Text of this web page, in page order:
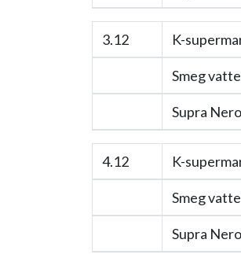
3.12 K-
Smeg
Supra
4.12 K-
Smeg
Supra